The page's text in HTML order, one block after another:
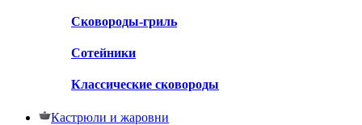
Сковороды-гриль
Сотейники
Классические сковороды
Кастрюли и жаровни